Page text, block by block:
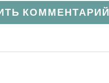
КОММЕНТАРИЙ